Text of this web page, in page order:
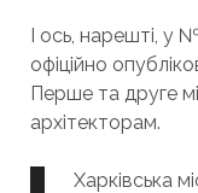
І ось, нарешті, у
офіційно
Перше та друге
архітекторам.
Харківська